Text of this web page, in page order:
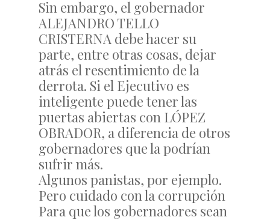
Sin embargo, el gobernador
ALEJANDRO TELLO
CRISTERNA debe hacer su
parte, entre otras cosas, dejar
atrás el resentimiento de la
derrota. Si el Ejecutivo es
inteligente puede tener las
puertas abiertas con LÓPEZ
OBRADOR, a diferencia de otros
gobernadores que la podrían
sufrir más.
Algunos panistas, por ejemplo.
Pero cuidado con la corrupción
Para que los gobernadores sean